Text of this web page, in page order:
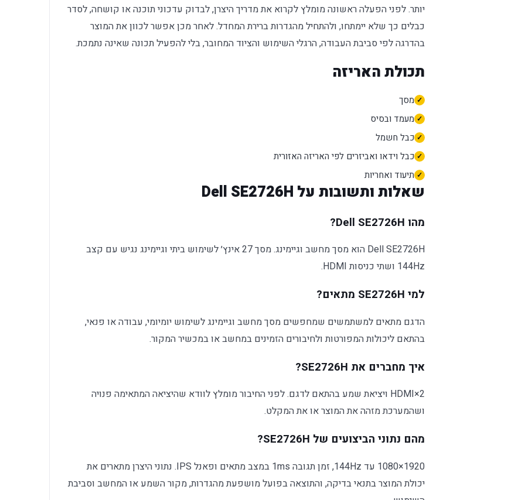
יותר. לפני הפעלה ראשונה מומלץ לקרוא את מדריך היצרן, לבדוק עדכוני תוכנה או קושחה, לסדר
כבלים כך שלא יימתחו, ולהתחיל מהגדרות ברירת המחדל. לאחר מכן אפשר לכוון את המוצר
בהדרגה לפי סביבת העבודה, הרגלי השימוש והציוד המחובר, בלי להפעיל תכונה שאינה נתמכת.
תכולת האריזה
מסך
מעמד ובסיס
כבל חשמל
כבל וידאו ואביזרים לפי האריזה האזורית
תיעוד ואחריות
שאלות ותשובות על Dell SE2726H
מהו Dell SE2726H?
Dell SE2726H הוא מסך מחשב וגיימינג. מסך 27 אינץ׳ לשימוש ביתי וגיימינג נגיש עם קצב
144Hz ושתי כניסות HDMI.
למי SE2726H מתאים?
הדגם מתאים למשתמשים שמחפשים מסך מחשב וגיימינג לשימוש יומיומי, עבודה או פנאי,
בהתאם ליכולות המפורטות ולחיבורים הזמינים במחשב או במכשיר המקור.
איך מחברים את SE2726H?
2×HDMI ויציאת שמע בהתאם לדגם. לפני החיבור מומלץ לוודא שהיציאה המתאימה פנויה
ושהמערכת מזהה את המוצר או את המקלט.
מהם נתוני הביצועים של SE2726H?
1920×1080 עד 144Hz, זמן תגובה 1ms במצב מתאים ופאנל IPS. נתוני היצרן מתארים את
יכולת המוצר בתנאי בדיקה, והתוצאה בפועל מושפעת מהגדרות, מקור השמע או המחשב וסביבת